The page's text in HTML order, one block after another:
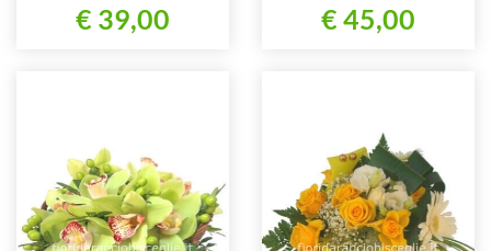
€ 39,00 € 45,00